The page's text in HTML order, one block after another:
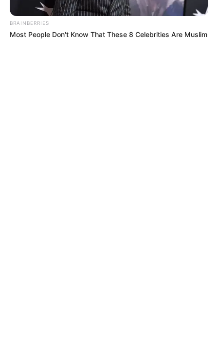
BRAINBERRIES
Most People Don't Know That These 8 Celebrities Are Muslim